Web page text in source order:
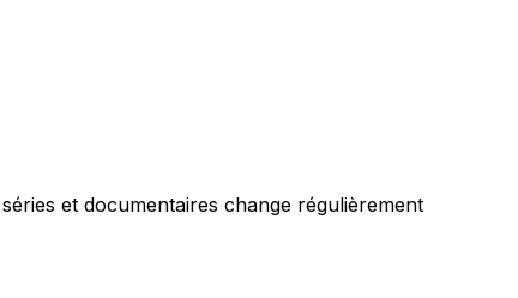
et documentaires change régulièrement